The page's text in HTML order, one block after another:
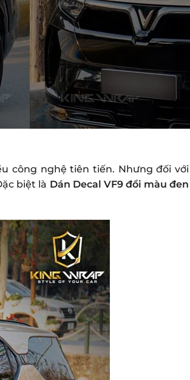
công nghệ tiên tiến. Nhưng đối với
biệt là Dán Decal VF9 đổi màu đen